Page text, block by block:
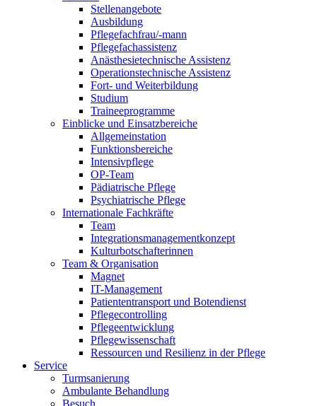
Stellenangebote
Ausbildung
Pflegefachfrau/-mann
Pflegefachassistenz
Anästhesietechnische Assistenz
Operationstechnische Assistenz
Fort- und Weiterbildung
Studium
Traineeprogramme
Einblicke und Einsatzbereiche
Allgemeinstation
Funktionsbereiche
Intensivpflege
OP-Team
Pädiatrische Pflege
Psychiatrische Pflege
Internationale Fachkräfte
Team
Integrationsmanagementkonzept
Kulturbotschafterinnen
Team & Organisation
Magnet
IT-Management
Patiententransport und Botendienst
Pflegecontrolling
Pflegeentwicklung
Pflegewissenschaft
Ressourcen und Resilienz in der Pflege
Service
Turmsanierung
Ambulante Behandlung